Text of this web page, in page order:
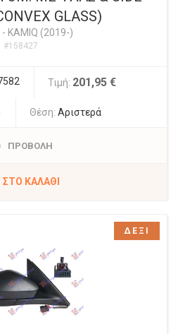
GLASS)
- KAMIQ (2019-)
#158427
Τιμή: 201,95 €
Θέση: Αριστερά
ΠΡΟΒΟΛΗ
ΣΤΟ ΚΑΛΆΘΙ
ΔΕΞΙ